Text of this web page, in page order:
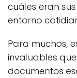
cuáles eran
entorno
Para muchos,
invaluables
documentos